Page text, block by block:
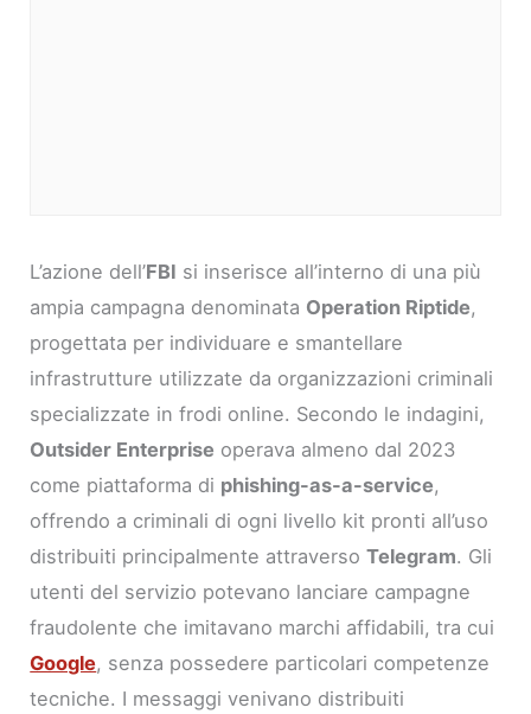
L’azione dell’FBI si inserisce all’interno di una più
ampia campagna denominata Operation Riptide,
progettata per individuare e smantellare
infrastrutture utilizzate da organizzazioni criminali
specializzate in frodi online. Secondo le indagini,
Outsider Enterprise operava almeno dal 2023
come piattaforma di phishing-as-a-service,
offrendo a criminali di ogni livello kit pronti all’uso
distribuiti principalmente attraversoTelegram. Gli
utenti del servizio potevano lanciare campagne
fraudolente che imitavano marchi affidabili, tra cui
Google, senza possedere particolari competenze
tecniche. I messaggi venivano distribuiti